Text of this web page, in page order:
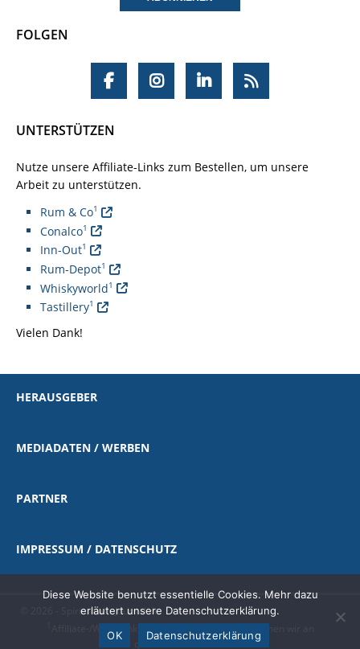
FOLGEN
UNTERSTÜTZEN
Nutze unsere Affiliate-Links zum Bestellen, um unsere
Arbeit zu unterstützen.
Rum & Co1
Conalco1
Inn-Out1
Rum-Depot1
Whiskyworld1
Tastillery1
Vielen Dank!
HERAUSGEBER
MEDIADATEN / WERBEN
PARTNER
IMPRESSUM / DATENSCHUTZ
© 2026 - Spirituosen-Journal.de
Affiliate-/Werbelink |als Amazon-Partner verdienen wir an
qualifizierten Käufen
Diese Website benutzt essentielle Cookies. Mehr dazu
erläutert unsere Datenschutzerklärung.
OK
Datenschutzerklärung